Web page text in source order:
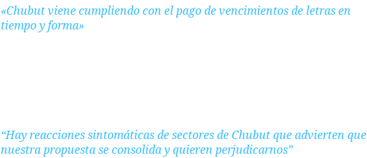
«Chubut viene cumpliendo con el pago de vencimientos de letras en
tiempo y forma»
“Hay reacciones sintomáticas de sectores de Chubut que advierten que
nuestra propuesta se consolida y quieren perjudicarnos”